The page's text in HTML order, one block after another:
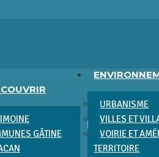
fenêtre
GÂTINE
URBANISME
VILLES ET
VOIRIE ET
TERRITOIRE